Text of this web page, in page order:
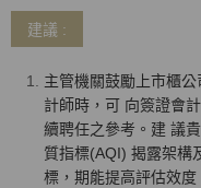
建議 :
主管機關鼓勵上市櫃
計師時，可 向簽證會
續聘任之參考。建 議
質指標(AQI) 揭露架構
標，期能提高評估效度